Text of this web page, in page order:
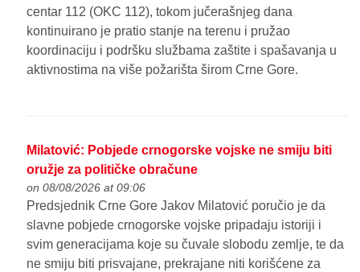
centar 112 (OKC 112), tokom jučerašnjeg dana
kontinuirano je pratio stanje na terenu i pružao
koordinaciju i podršku službama zaštite i spašavanja u
aktivnostima na više požarišta širom Crne Gore.
Milatović: Pobjede crnogorske vojske ne smiju biti
oružje za političke obračune
on 08/08/2026 at 09:06
Predsjednik Crne Gore Jakov Milatović poručio je da
slavne pobjede crnogorske vojske pripadaju istoriji i
svim generacijama koje su čuvale slobodu zemlje, te da
ne smiju biti prisvajane, prekrajane niti korišćene za